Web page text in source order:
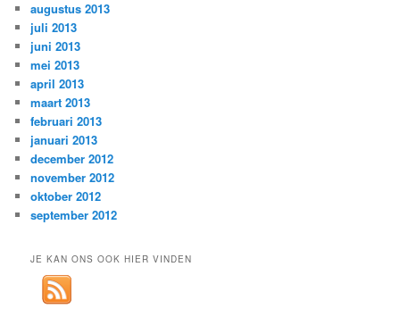
augustus 2013
juli 2013
juni 2013
mei 2013
april 2013
maart 2013
februari 2013
januari 2013
december 2012
november 2012
oktober 2012
september 2012
JE KAN ONS OOK HIER VINDEN